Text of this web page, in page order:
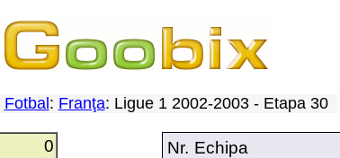
Fotbal : Franţa: Ligue 1 2002-2003 - Etapa 30
0 Nr. Echipa